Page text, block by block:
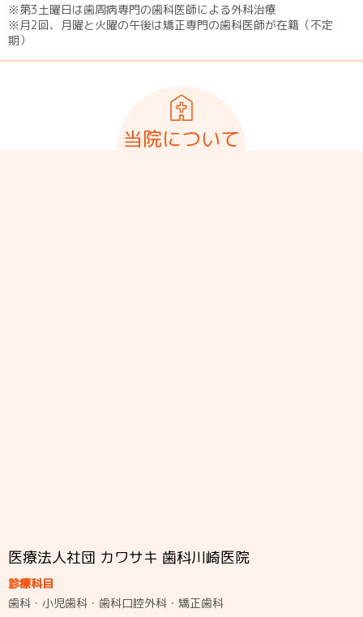
※第3土曜日は歯周病専門の歯科医師による外科治療
※月2回、月曜と火曜の午後は矯正専門の歯科医師が在籍（不定
期）
当院について
医療法人社団 カワサキ 歯科川崎医院
診療科目
歯科・小児歯科・歯科口腔外科・矯正歯科